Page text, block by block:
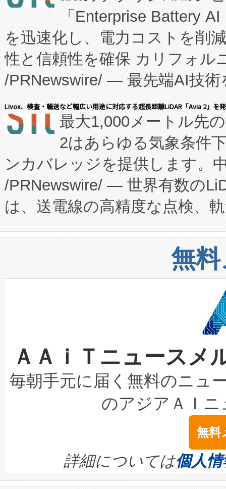
たNeXは、バイオ医薬品製造
従来のフェッドバッチ施設の
に、患者やサプライチェーン
キー方式で拡張性が高く、持
す。FCCM‑を活用した現地生
患者にとっての費用負担を大
のアクセスを大幅に拡大する
Fully-Connected Continuous
プログラムには、施設設計・
に関する技術移転および知的
構造化トレーニングカリキュ
上げおよび商用化段階におけ
設備整備および立ち上げ調整
加組織は、Enzeneのバイオ
選定された製品について、自
取得できる可能性もあります
設には、3億～4億ドルかか
最高経営責任者（CEO）であ
す。「当社のfully-connected
ームを利用すれば、6,000万
きます。この効率性は、フェ
「Enterprise Battery
を迅速化し、電力コストを削
性と信頼性を確保 カリフォル
/PRNewswire/ — 最先端AI技術
会社エーアイ・アンド：本社
President原信平）と、エンタ
ードするVoltaiqは、日本にあ
ーエネルギー貯蔵システム（
た。 Voltaiq独自のAI搭載プラ
定、統合、導入、運用に至る
安全性を追跡し、確保する事
増加しているデータセンター
る電力網に大きな負担をかけ
事業者の負担軽減という課題
系統連系を迅速にし、ピーク
限を超えて利用可能な電力容
持できるよう貢献します。こ
ービスレベル契約（SLA）違
テリー性能の劣化によるダウ
念は、現在データセンターが
ます。 Voltaiq provides a
quality and reliability for AI
BESS stack to ensure battery
Livox、検査・輸送など幅広い用途に対応する超長距離LiDAR「Avia 2」を
最大1,000メートル先
2はあらゆる気象条件
ンカバレッジを提供します。
/PRNewswire/ — 世界有数の
は、送電線の高精度な点検、
や穀物倉庫におけるバルク材
リューション「Avia 2」を発
したAvia 2は、1,000メート
狭視野のFOVを切り替えるこ
ケーブル、枝などの細かな対
なレーザースポットにより、
な環境下でも豊かなディテー
キロメートル範囲を検出
LiDAR for Inspections,
は1535 nmレーザーを搭載。
イズの小径化を実現すること
す。ノーマルモードでは、
ートル先まで検出でき、これ
無
ＡＡｉＴニュース
毎朝手元に届く無料のニュ
のアジアＡＩ
無料
詳細については個人